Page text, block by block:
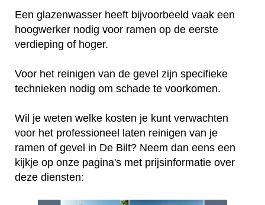
Een glazenwasser heeft bijvoorbeeld vaak een
hoogwerker nodig voor ramen op de eerste
verdieping of hoger.
Voor het reinigen van de gevel zijn specifieke
technieken nodig om schade te voorkomen.
Wil je weten welke kosten je kunt verwachten
voor het professioneel laten reinigen van je
ramen of gevel in De Bilt? Neem dan eens een
kijkje op onze pagina's met prijsinformatie over
deze diensten: